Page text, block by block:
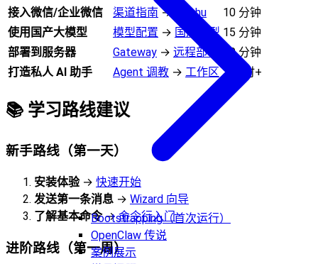
Bootstrapping（首次运行）
OpenClaw 传说
案例展示
接入微信/企业微信
渠道指南→ Feishu
10 分钟
使用国产大模型
模型配置 → 国产模型 15 分钟
部署到服务器
Gateway → 远程部署
30 分钟
打造私人 AI 助手
Agent 调教 → 工作区 1 小时+
📚 学习路线建议
新手路线（第一天）
安装体验→ 快速开始
发送第一条消息 → Wizard 向导
了解基本命令→命令行入门
进阶路线（第一周）